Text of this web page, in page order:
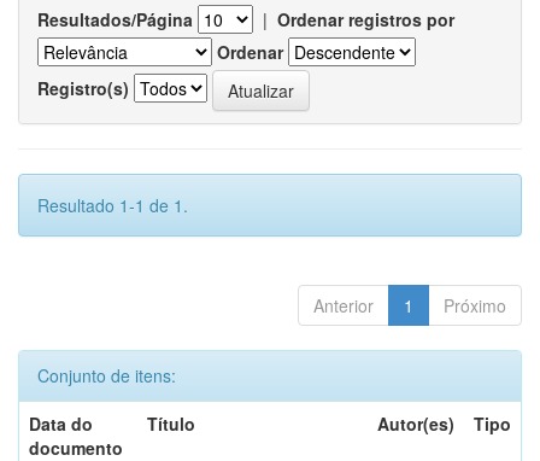
Resultados/Página | Ordenar registros por
Ordenar
Registro(s)
Resultado 1-1 de 1.
Anterior 1 Próximo
Conjunto de itens:
Data do
documento
Título Autor(es) Tipo